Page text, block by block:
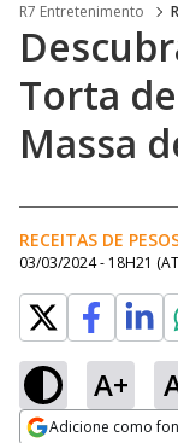
R7 Entretenimento
Torta
Massa
RECEITAS DE
03/03/2024 - 18H21
A+
Adicione como